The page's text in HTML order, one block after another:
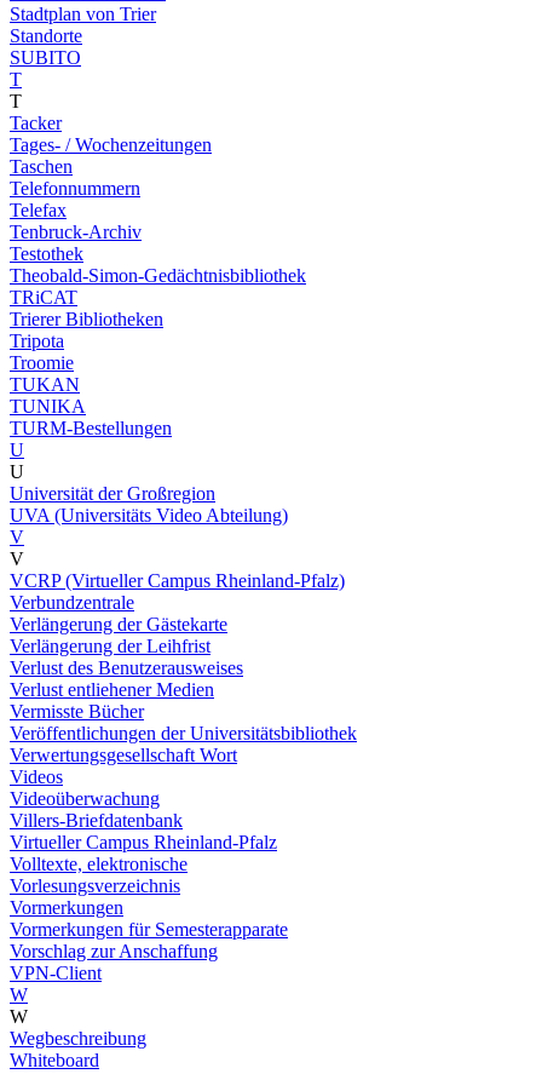
Stadtplan von Trier
Standorte
SUBITO
T
T
Tacker
Tages- / Wochenzeitungen
Taschen
Telefonnummern
Telefax
Tenbruck-Archiv
Testothek
Theobald-Simon-Gedächtnisbibliothek
TRiCAT
Trierer Bibliotheken
Tripota
Troomie
TUKAN
TUNIKA
TURM-Bestellungen
U
U
Universität der Großregion
UVA (Universitäts Video Abteilung)
V
V
VCRP (Virtueller Campus Rheinland-Pfalz)
Verbundzentrale
Verlängerung der Gästekarte
Verlängerung der Leihfrist
Verlust des Benutzerausweises
Verlust entliehener Medien
Vermisste Bücher
Veröffentlichungen der Universitätsbibliothek
Verwertungsgesellschaft Wort
Videos
Videoüberwachung
Villers-Briefdatenbank
Virtueller Campus Rheinland-Pfalz
Volltexte, elektronische
Vorlesungsverzeichnis
Vormerkungen
Vormerkungen für Semesterapparate
Vorschlag zur Anschaffung
VPN-Client
W
W
Wegbeschreibung
Whiteboard